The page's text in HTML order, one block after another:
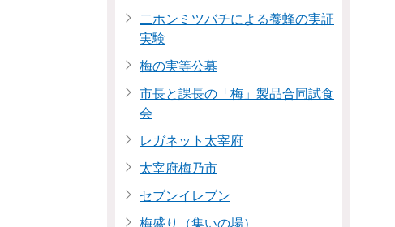
二ホンミツバチによる養蜂の実証
実験
梅の実等公募
市長と課長の「梅」製品合同試食
会
レガネット太宰府
太宰府梅乃市
セブンイレブン
梅盛り（集いの場）